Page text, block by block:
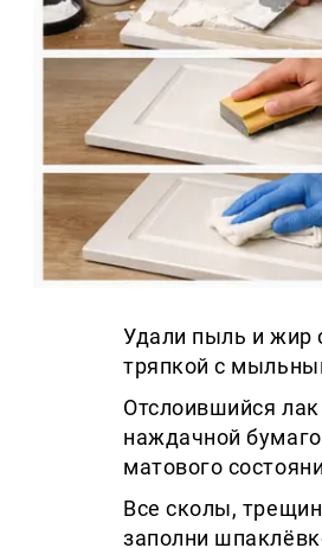
Удали пыль и жир
тряпкой с
Отслоившийся
наждачной
матового
Все сколы,
заполни